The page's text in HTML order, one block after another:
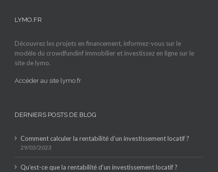
LYMO.FR
Découvrez les projets en financement, informez-vous sur le
modèle du crowdfundinf immobilier et investissez en ligne sur le
site de lymo.
Accéder au site lymo.fr
DERNIERS POSTS DE BLOG
Comment calculer la rentabilité d’un investissement locatif ?
29/03/2023
Qu’est-ce que la rentabilité d’un investissement locatif ?